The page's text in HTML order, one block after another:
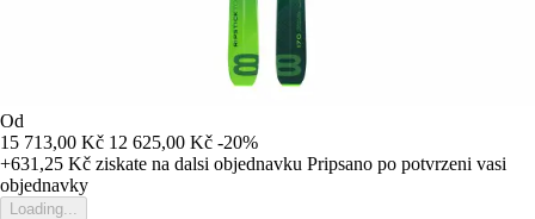
Od
15 713,00 Kč 12 625,00 Kč -20%
+631,25 Kč ziskate na dalsi objednavku Pripsano po potvrzeni vasi
objednavky
Loading...